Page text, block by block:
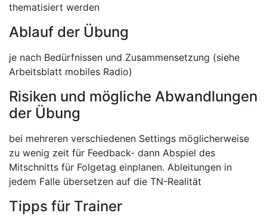
thematisiert werden
Ablauf der Übung
je nach Bedürfnissen und Zusammensetzung (siehe
Arbeitsblatt mobiles Radio)
Risiken und mögliche Abwandlungen
der Übung
bei mehreren verschiedenen Settings möglicherweise
zu wenig zeit für Feedback- dann Abspiel des
Mitschnitts für Folgetag einplanen. Ableitungen in
jedem Falle übersetzen auf die TN-Realität
Tipps für Trainer